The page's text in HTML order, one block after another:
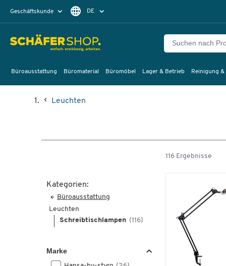
Geschäftskunde DE
EN
Büroausstattung Büromaterial Büromöbel Lager & Betrieb Reinigung &
Leuchten
Kategorien:
Büroausstattung
Leuchten
Schreibtischlampen (116)
Marke
116 Ergebnisse